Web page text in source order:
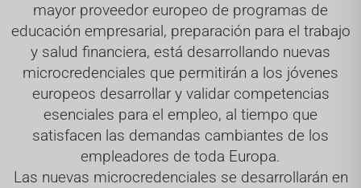
mayor proveedor europeo de programas de
educación empresarial, preparación para el trabajo
y salud financiera, está desarrollando nuevas
microcredenciales que permitirán a los jóvenes
europeos desarrollar y validar competencias
esenciales para el empleo, al tiempo que
satisfacen las demandas cambiantes de los
empleadores de toda Europa.
Las nuevas microcredenciales se desarrollarán en